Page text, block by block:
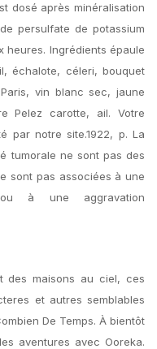
dosé après minéralisation
persulfate de potassium
heures. Ingrédients épaule
échalote, céleri, bouquet
vin blanc sec, jaune
Pelez carotte, ail. Votre
par notre site.1922, p. La
tumorale ne sont pas des
sont pas associées à une
à une aggravation
des maisons au ciel, ces
et autres semblables
De Temps. À bientôt
aventures avec Ooreka.